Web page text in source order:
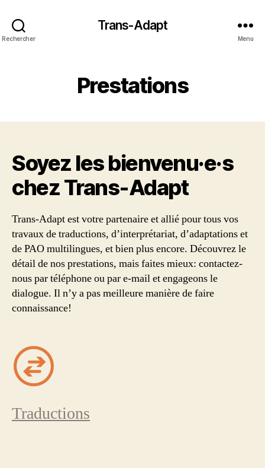
Rechercher
Trans-Adapt
Menu
Prestations
Soyez les bienvenu·e·s
chez Trans‑Adapt
Trans-Adapt est votre partenaire et allié pour tous vos
travaux de traductions, d’interprétariat, d’adaptations et
de PAO multilingues, et bien plus encore. Découvrez le
détail de nos prestations, mais faites mieux: contactez-
nous par téléphone ou par e-mail et engageons le
dialogue. Il n’y a pas meilleure manière de faire
connaissance!
Traductions